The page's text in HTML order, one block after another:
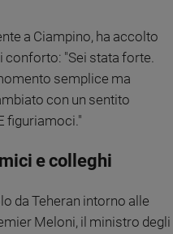
a Ciampino, ha accolto
conforto: "Sei stata forte.
semplice ma
con un sentito
figuriamoci."
e colleghi
da Teheran intorno alle
Meloni, il ministro degli